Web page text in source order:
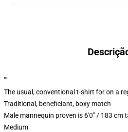
""
The usual, conventional t-shirt for on a
Traditional, beneficiant, boxy match
Male mannequin proven is 6'0" / 183 cm
Medium